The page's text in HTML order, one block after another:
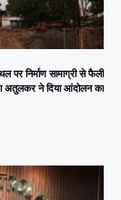
पर निर्माण सामाग्री से फैली
अतुलकर ने दिया आंदोलन का